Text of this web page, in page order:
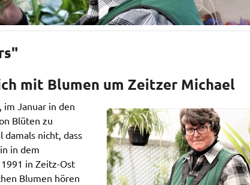
mit Blumen um Zeitzer Michael
im Januar in den
Blüten zu
nicht, dass
in dem
in Zeitz-Ost
Blumen hören